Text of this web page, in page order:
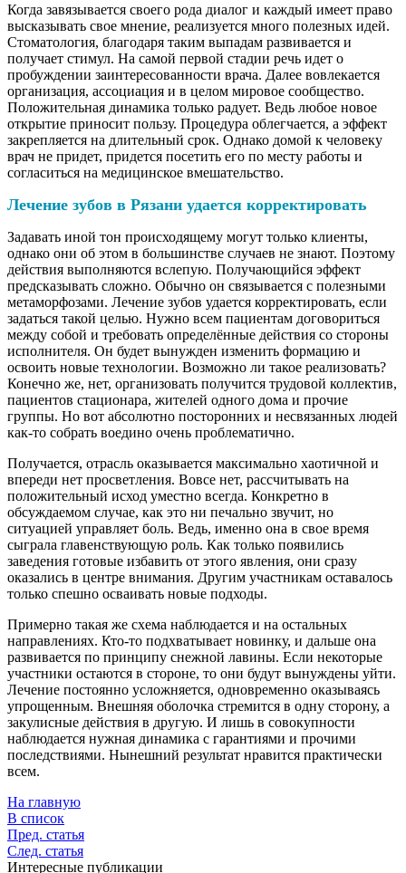
Когда завязывается своего рода диалог и каждый имеет право
высказывать свое мнение, реализуется много полезных идей.
Стоматология, благодаря таким выпадам развивается и
получает стимул. На самой первой стадии речь идет о
пробуждении заинтересованности врача. Далее вовлекается
организация, ассоциация и в целом мировое сообщество.
Положительная динамика только радует. Ведь любое новое
открытие приносит пользу. Процедура облегчается, а эффект
закрепляется на длительный срок. Однако домой к человеку
врач не придет, придется посетить его по месту работы и
согласиться на медицинское вмешательство.
Лечение зубов в Рязани удается корректировать
Задавать иной тон происходящему могут только клиенты,
однако они об этом в большинстве случаев не знают. Поэтому
действия выполняются вслепую. Получающийся эффект
предсказывать сложно. Обычно он связывается с полезными
метаморфозами. Лечение зубов удается корректировать, если
задаться такой целью. Нужно всем пациентам договориться
между собой и требовать определённые действия со стороны
исполнителя. Он будет вынужден изменить формацию и
освоить новые технологии. Возможно ли такое реализовать?
Конечно же, нет, организовать получится трудовой коллектив,
пациентов стационара, жителей одного дома и прочие
группы. Но вот абсолютно посторонних и несвязанных людей
как-то собрать воедино очень проблематично.
Получается, отрасль оказывается максимально хаотичной и
впереди нет просветления. Вовсе нет, рассчитывать на
положительный исход уместно всегда. Конкретно в
обсуждаемом случае, как это ни печально звучит, но
ситуацией управляет боль. Ведь, именно она в свое время
сыграла главенствующую роль. Как только появились
заведения готовые избавить от этого явления, они сразу
оказались в центре внимания. Другим участникам оставалось
только спешно осваивать новые подходы.
Примерно такая же схема наблюдается и на остальных
направлениях. Кто-то подхватывает новинку, и дальше она
развивается по принципу снежной лавины. Если некоторые
участники остаются в стороне, то они будут вынуждены уйти.
Лечение постоянно усложняется, одновременно оказываясь
упрощенным. Внешняя оболочка стремится в одну сторону, а
закулисные действия в другую. И лишь в совокупности
наблюдается нужная динамика с гарантиями и прочими
последствиями. Нынешний результат нравится практически
всем.
На главную
В список
Пред. статья
След. статья
Интересные публикации